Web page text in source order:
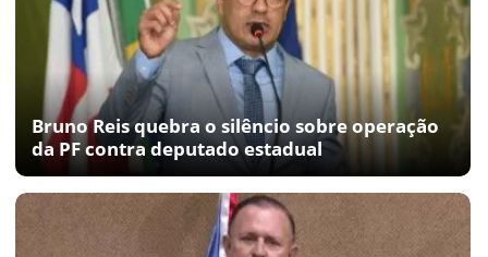
Bruno Reis quebra o silêncio sobre operação
da PF contra deputado estadual